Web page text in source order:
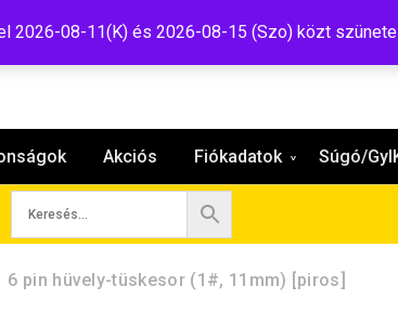
2026-08-11(K) és 2026-08-15 (Szo) közt
Akciós Fiókadatok Súgó/
6 pin hüvely-tüskesor (1#, 11mm) [piros]